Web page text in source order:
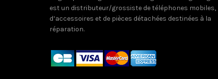
est un distributeur/grossiste de téléphones mobiles,
d’accessoires et de pièces détachées destinées à la
réparation.